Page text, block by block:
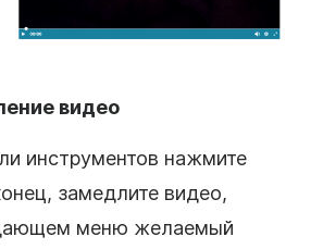
видео
инструментов нажмите
замедлите видео,
меню желаемый